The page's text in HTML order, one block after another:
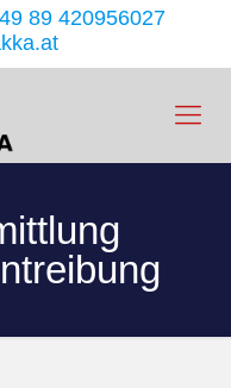
89 420956027